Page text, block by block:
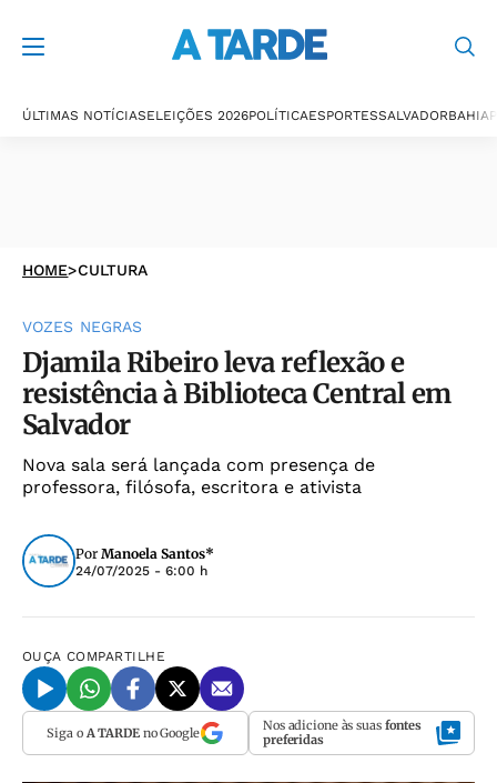
ÚLTIMAS NOTÍCIASELEIÇÕES 2026POLÍTICAESPORTESSALVADORBAHIA
HOME>CULTURA
VOZES NEGRAS
Djamila Ribeiro leva reflexão e
resistência à Biblioteca Central em
Salvador
Nova sala será lançada com presença de
professora, filósofa, escritora e ativista
Por Manoela Santos*
24/07/2025 - 6:00 h
OUÇA COMPARTILHE
Siga o A TARDEno Google Nos adicione às suas fontes
preferidas